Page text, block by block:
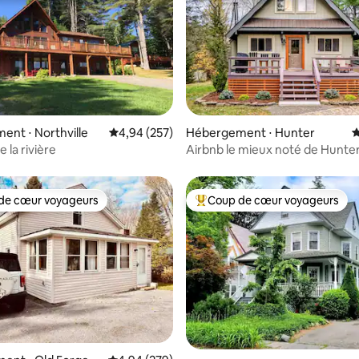
la base de 34 commentaires : 4,85 sur 5
⋅ Northville Évaluation moyenne sur la base de 257
4,94 (257)
la rivière
Hébergement ⋅ Hunter
Airbnb le mieux noté de
Lodge
cœur voyageurs les plus appréciés
cœur voyageurs Coups de cœur voyageurs les
Coup de cœur voyageurs